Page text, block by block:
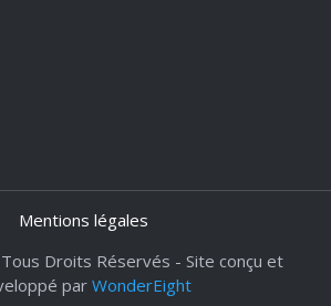
Mentions légales
Droits Réservés - Site conçu et
par WonderEight